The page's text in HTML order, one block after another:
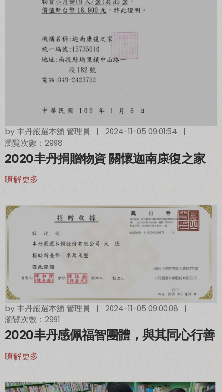
by丰丹嚴選本舖 管理員 | 2024-11-05 09:01:54
|
瀏覽次數：2998
2020丰丹捐贈物資 關懷迦南康復之家
瞭解更多
by丰丹嚴選本舖 管理員 | 2024-11-05 09:00:08
|
瀏覽次數：2991
2020丰丹感佩福智團體，與其同心行善
瞭解更多